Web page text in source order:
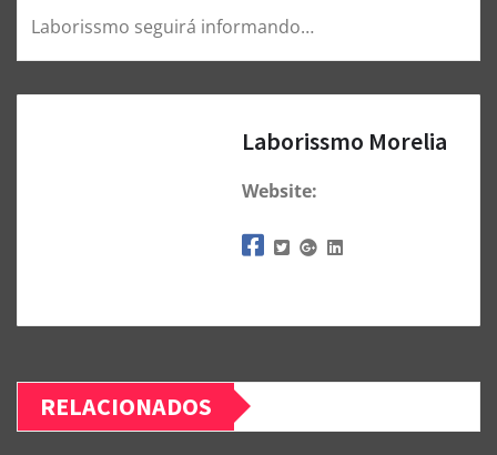
Laborissmo seguirá informando…
Laborissmo Morelia
Website:
RELACIONADOS